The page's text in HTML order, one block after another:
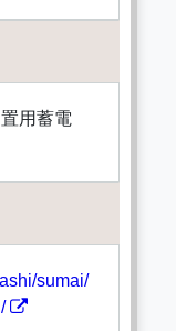
用蓄電
sumai/